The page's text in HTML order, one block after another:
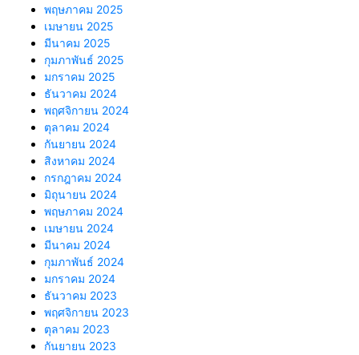
พฤษภาคม 2025
เมษายน 2025
มีนาคม 2025
กุมภาพันธ์ 2025
มกราคม 2025
ธันวาคม 2024
พฤศจิกายน 2024
ตุลาคม 2024
กันยายน 2024
สิงหาคม 2024
กรกฎาคม 2024
มิถุนายน 2024
พฤษภาคม 2024
เมษายน 2024
มีนาคม 2024
กุมภาพันธ์ 2024
มกราคม 2024
ธันวาคม 2023
พฤศจิกายน 2023
ตุลาคม 2023
กันยายน 2023